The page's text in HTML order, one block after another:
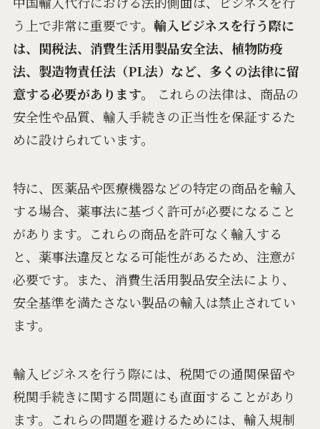
う上で非常に重要です。 輸入ビジネスを行う際に
は、関税法、消費生活用製品安全法、植物防疫
法、製造物責任法（PL法）など、多くの法律に留
意する必要があります。
これらの法律は、商品の
安全性や品質、輸入手続きの正当性を保証するた
めに設けられています。
特に、医薬品や医療機器などの特定の商品を輸入
する場合、薬事法に基づく許可が必要になること
があります。これらの商品を許可なく輸入する
と、薬事法違反となる可能性があるため、注意が
必要です。また、消費生活用製品安全法により、
安全基準を満たさない製品の輸入は禁止されてい
ます。
輸入ビジネスを行う際には、税関での通関保留や
税関手続きに関する問題にも直面することがあり
ます。これらの問題を避けるためには、輸入規制